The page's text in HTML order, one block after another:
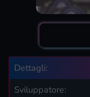
Dettagli:
Sviluppatore: